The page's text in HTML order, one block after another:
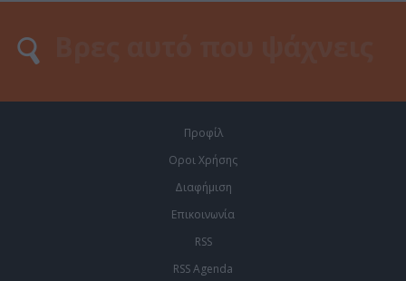
Προφίλ
Οροι Χρήσης
Διαφήμιση
Επικοινωνία
RSS
RSS Agenda